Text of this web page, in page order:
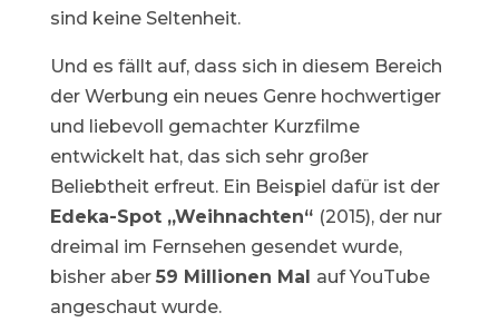
sind keine Seltenheit.
Und es fällt auf, dass sich in diesem Bereich
der Werbung ein neues Genre hochwertiger
und liebevoll gemachter Kurzfilme
entwickelt hat, das sich sehr großer
Beliebtheit erfreut. Ein Beispiel dafür ist der
Edeka-Spot „Weihnachten“ (2015), der nur
dreimal im Fernsehen gesendet wurde,
bisher aber 59 Millionen Mal auf YouTube
angeschaut wurde.